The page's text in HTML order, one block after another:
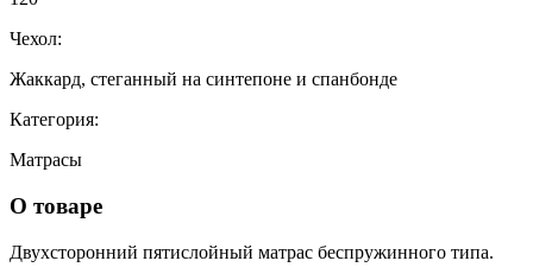
Чехол:
Жаккард, стеганный на синтепоне и спанбонде
Категория:
Матрасы
О товаре
Двухсторонний пятислойный матрас беспружинного типа.